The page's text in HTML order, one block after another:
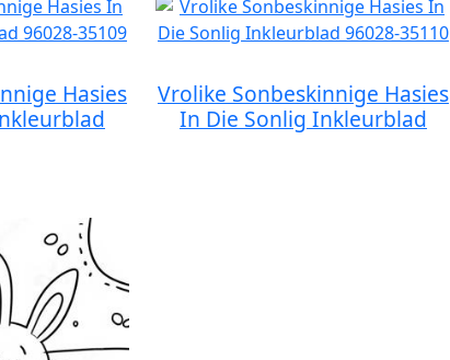
Hasies
Vrolike Sonbeskinnige Hasies
In Die Sonlig Inkleurblad